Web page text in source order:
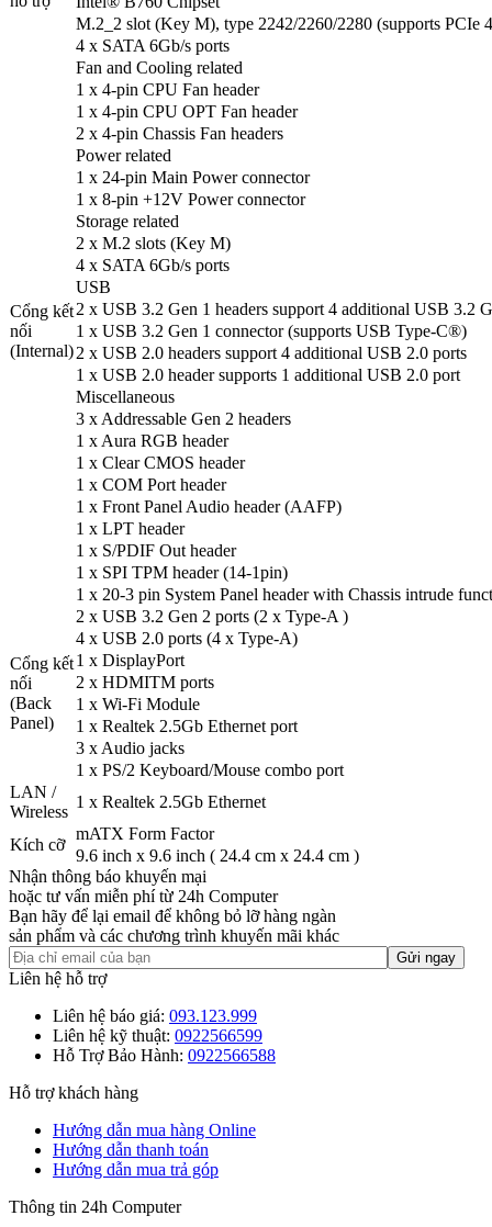
M.2_2 slot (Key M), type 2242/2260/2280 (supports PCIe
4 x SATA 6Gb/s ports
Cổng kết
nối
(Internal)
Fan and Cooling related
1 x 4-pin CPU Fan header
1 x 4-pin CPU OPT Fan header
2 x 4-pin Chassis Fan headers
Power related
1 x 24-pin Main Power connector
1 x 8-pin +12V Power connector
Storage related
2 x M.2 slots (Key M)
4 x SATA 6Gb/s ports
USB
2 x USB 3.2 Gen 1 headers support 4 additional USB 3.2
1 x USB 3.2 Gen 1 connector (supports USB Type-C®)
2 x USB 2.0 headers support 4 additional USB 2.0 ports
1 x USB 2.0 header supports 1 additional USB 2.0 port
Miscellaneous
3 x Addressable Gen 2 headers
1 x Aura RGB header
1 x Clear CMOS header
1 x COM Port header
1 x Front Panel Audio header (AAFP)
1 x LPT header
1 x S/PDIF Out header
1 x SPI TPM header (14-1pin)
1 x 20-3 pin System Panel header with Chassis intrude
Cổng kết
nối
(Back
Panel)
2 x USB 3.2 Gen 2 ports (2 x Type-A )
4 x USB 2.0 ports (4 x Type-A)
1 x DisplayPort
2 x HDMITM ports
1 x Wi-Fi Module
1 x Realtek 2.5Gb Ethernet port
3 x Audio jacks
1 x PS/2 Keyboard/Mouse combo port
LAN /
Wireless
1 x Realtek 2.5Gb Ethernet
Kích cỡ
mATX Form Factor
9.6 inch x 9.6 inch ( 24.4 cm x 24.4 cm )
Nhận thông báo khuyến mại
hoặc tư vấn miễn phí từ 24h Computer
Bạn hãy để lại email để không bỏ lỡ hàng ngàn
sản phẩm và các chương trình khuyến mãi khác
Liên hệ hỗ trợ
Liên hệ báo giá: 093.123.999
Liên hệ kỹ thuật: 0922566599
Hỗ Trợ Bảo Hành: 0922566588
Hỗ trợ khách hàng
Hướng dẫn mua hàng Online
Hướng dẫn thanh toán
Hướng dẫn mua trả góp
Thông tin 24h Computer